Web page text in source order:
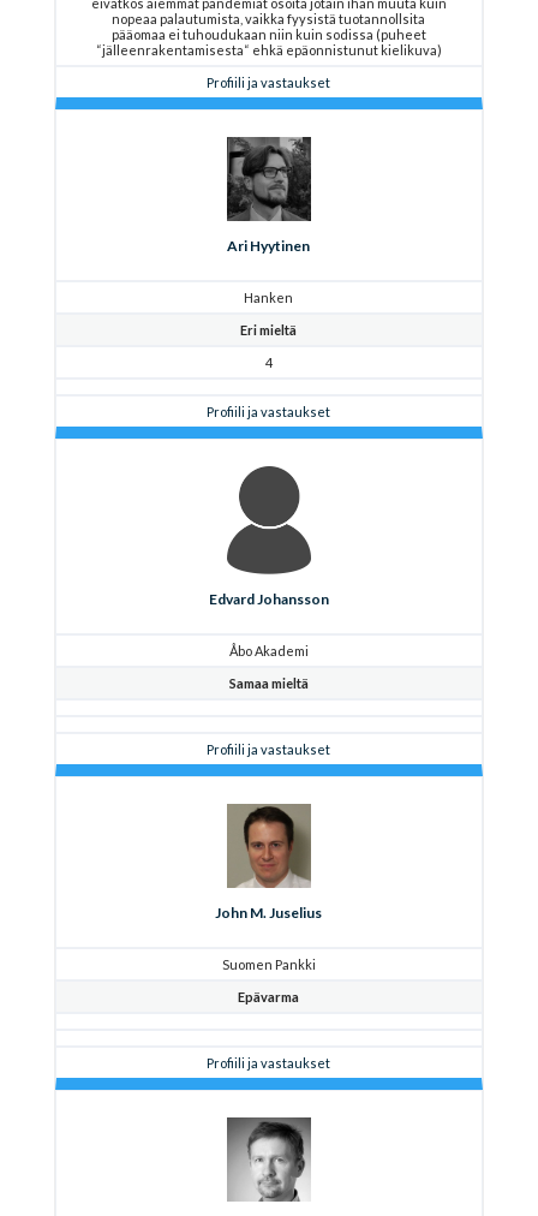
nopeaa palautumista, vaikka fyysistä tuotannollsita
pääomaa ei tuhoudukaan niin kuin sodissa (puheet
“jälleenrakentamisesta“ ehkä epäonnistunut kielikuva)
Profiili ja vastaukset
Ari Hyytinen
Hanken
Eri mieltä
4
Profiili ja vastaukset
Edvard Johansson
Åbo Akademi
Samaa mieltä
Profiili ja vastaukset
John M. Juselius
Suomen Pankki
Epävarma
Profiili ja vastaukset